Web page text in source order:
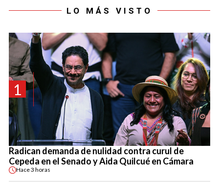
LO MÁS VISTO
1
Radican demanda de nulidad contra curul de
Cepeda en el Senado y Aida Quilcué en Cámara
Hace3 horas